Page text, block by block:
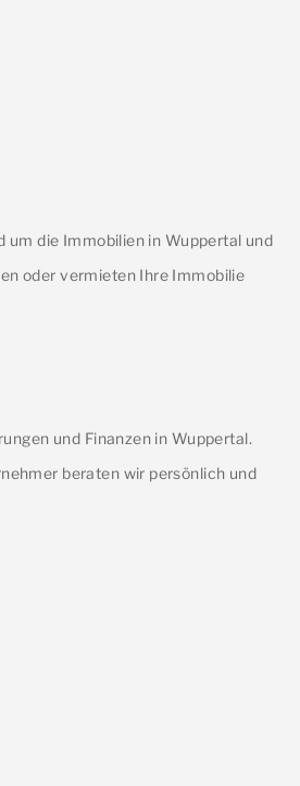
um die Immobilien in Wuppertal und
oder vermieten Ihre Immobilie
und Finanzen in Wuppertal.
beraten wir persönlich und